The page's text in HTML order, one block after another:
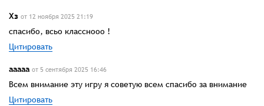
Хз от 12 ноября 2025 21:19
спасибо, всьо класснооо !
Цитировать
ааааа от 5 сентября 2025 16:46
Всем внимание эту игру я советую всем спасибо за внимание
Цитировать